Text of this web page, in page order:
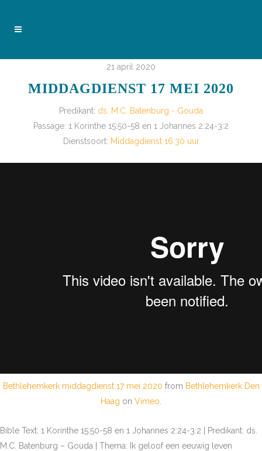
21 april 2020
MIDDAGDIENST 17 MEI 2020
Predikant: ds. M.C. Batenburg - Gouda
Passage: 1 Korinthe 15:50-58 en 1 Johannes 2:24-3:2
Dienstsoort: Middagdienst 16.30 uur
Bethlehemkerk middagdienst 17 mei 2020 from Bethlehemkerk Den
Haag on Vimeo
Bible Text: 1 Korinthe 15:50-58 en 1 Johannes 2:24-3:2 | Predikant: ds.
M.C. Batenburg – Gouda | Thema: Ik geloof een eeuwig leven